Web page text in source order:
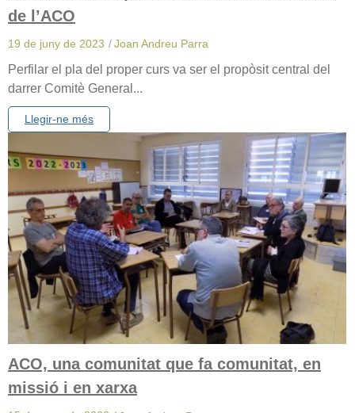
de l’ACO
19 de juny de 2023 /Joan Andreu Parra
Perfilar el pla del proper curs va ser el propòsit central del
darrer Comitè General...
Llegir-ne més
ACO, una comunitat que fa comunitat, en
missió i en xarxa